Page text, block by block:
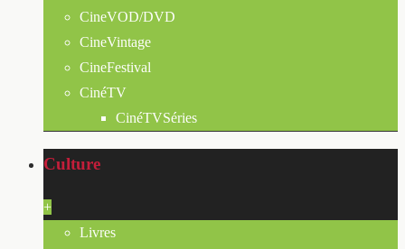
CineVOD/DVD
CineVintage
CineFestival
CinéTV
CinéTVSéries
Culture
+
Livres